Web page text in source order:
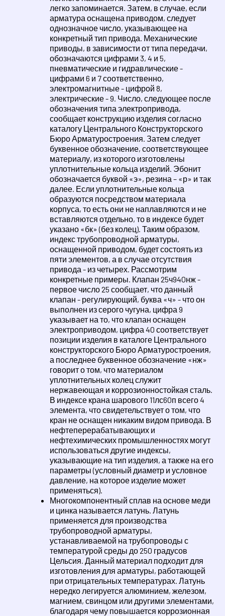
легко запоминается. Затем, в случае, если
арматура оснащена приводом, следует
однозначное число, указывающее на
конкретный тип привода. Механические
приводы, в зависимости от типа передачи,
обозначаются цифрами 3, 4 и 5,
пневматические и гидравлические -
цифрами 6 и 7 соответственно,
электромагнитные - цифрой 8,
электрические - 9. Число, следующее после
обозначения типа электропривода,
сообщает конструкцию изделия согласно
каталогу Центрального Конструкторского
Бюро Арматуростроения. Затем следует
буквенное обозначение, соответствующее
материалу, из которого изготовлены
уплотнительные кольца изделий. Эбонит
обозначается буквой «э», резина – «р» и так
далее. Если уплотнительные кольца
образуются посредством материала
корпуса, то есть они не наплавляются и не
вставляются отдельно, то в индексе будет
указано «бк» (без колец). Таким образом,
индекс трубопроводной арматуры,
оснащенной приводом, будет состоять из
пяти элементов, а в случае отсутствия
привода - из четырех. Рассмотрим
конкретные примеры. Клапан 25ч940нж -
первое число 25 сообщает, что данный
клапан - регулирующий, буква «ч» - что он
выполнен из серого чугуна, цифра 9
указывает на то, что клапан оснащен
электроприводом, цифра 40 соответствует
позиции изделия в каталоге Центрального
конструкторского Бюро Арматуростроения,
а последнее буквенное обозначение «нж»
говорит о том, что материалом
уплотнительных колец служит
нержавеющая и коррозионностойкая сталь.
В индексе крана шарового 11лс60п всего 4
элемента, что свидетельствует о том, что
кран не оснащен никаким видом привода. В
нефтеперерабатывающих и
нефтехимических промышленностях могут
использоваться другие индексы,
указывающие на тип изделия, а также на его
параметры (условный диаметр и условное
давление, на которое изделие может
применяться).
Многокомпонентный сплав на основе меди
и цинка называется латунь. Латунь
применяется для производства
трубопроводной арматуры,
устанавливаемой на трубопроводы с
температурой среды до 250 градусов
Цельсия. Данный материал подходит для
изготовления для арматуры, работающей
при отрицательных температурах. Латунь
нередко легируется алюминием, железом,
магнием, свинцом или другими элементами,
благодаря чему повышается коррозионная